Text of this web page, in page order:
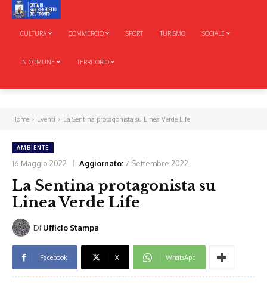
CULTURA COMMERCIO SPORT TURISMO SOCIALE
IN COMUNE TERRITORIO
Home Eventi La Sentina protagonista su Linea Verde Life
AMBIENTE
16 Maggio 2022 Aggiornato:7 Settembre 2022
La Sentina protagonista su
Linea Verde Life
Di Ufficio Stampa
Facebook X WhatsApp